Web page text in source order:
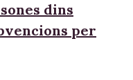
dins
per